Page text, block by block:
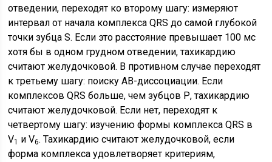
отведении, переходят ко второму шагу: измеряют
интервал от начала комплекса QRS до самой глубокой
точки зубца S. Если это расстояние превышает 100 мс
хотя бы в одном грудном отведении, тахикардию
считают желудочковой. В противном случае переходят
к третьему шагу: поиску АВ-диссоциации. Если
комплексов QRS больше, чем зубцов Р, тахикардию
считают желудочковой. Если нет, переходят к
четвертому шагу: изучению формы комплекса QRS в
V1 и V6. Тахикардию считают желудочковой, если
форма комплекса удовлетворяет критериям,